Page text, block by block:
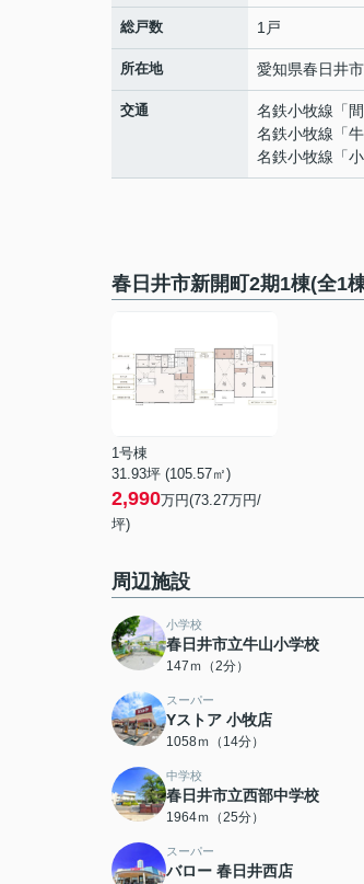
総戸数 1戸
所在地 愛知県春日井市
交通 名鉄小牧線 「
名鉄小牧線 「
名鉄小牧線 「
春日井市新開町2期1棟(全1
1号棟
31.93坪 (105.57㎡)
2,990万円(73.27万円/
坪)
周辺施設
小学校
春日井市立牛山小学校
147ｍ（2分）
スーパー
Yストア 小牧店
1058ｍ（14分）
中学校
春日井市立西部中学校
1964ｍ（25分）
スーパー
バロー 春日井西店